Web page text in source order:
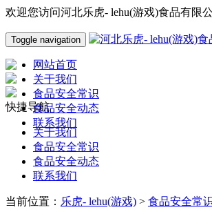
欢迎您访问河北乐虎- lehu(游戏)食品有限
Toggle navigation
网站首页
关于我们
食品安全常识
食品安全动态
联系我们
快捷导航
关于我们
食品安全常识
食品安全动态
联系我们
当前位置： 乐虎- lehu(游戏) > 食品安全常